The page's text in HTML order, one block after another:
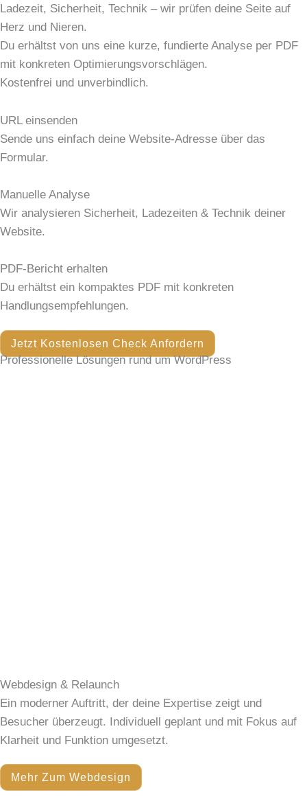
Ladezeit, Sicherheit, Technik – wir prüfen deine Seite auf
Herz und Nieren.
Du erhältst von uns eine kurze, fundierte Analyse per PDF
mit konkreten Optimierungsvorschlägen.
Kostenfrei und unverbindlich.
URL einsenden
Sende uns einfach deine Website-Adresse über das
Formular.
Manuelle Analyse
Wir analysieren Sicherheit, Ladezeiten & Technik deiner
Website.
PDF-Bericht erhalten
Du erhältst ein kompaktes PDF mit konkreten
Handlungsempfehlungen.
Jetzt Kostenlosen Check Anfordern
Professionelle Lösungen rund um WordPress
Webdesign & Relaunch
Ein moderner Auftritt, der deine Expertise zeigt und
Besucher überzeugt. Individuell geplant und mit Fokus auf
Klarheit und Funktion umgesetzt.
Mehr Zum Webdesign